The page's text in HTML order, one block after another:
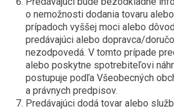
o nemožnosti dodania tovaru
prípadoch vyššej moci alebo
predávajúci alebo dopravca/
nezodpovedá. V tomto prípade
alebo poskytne spotrebiteľovi
postupuje podľa Všeobecných
a právnych predpisov.
Predávajúci dodá tovar alebo